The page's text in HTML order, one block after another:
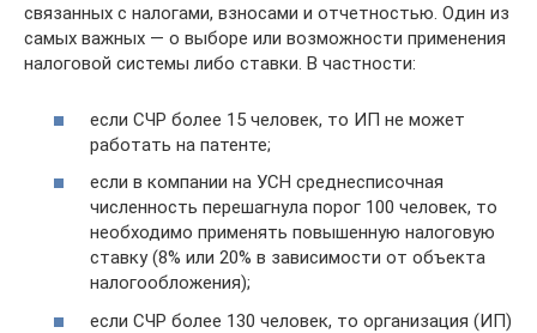
связанных с налогами, взносами и отчетностью. Один из
самых важных — о выборе или возможности применения
налоговой системы либо ставки. В частности:
если СЧР более 15 человек, то ИП не может
работать на патенте;
если в компании на УСН среднесписочная
численность перешагнула порог 100 человек, то
необходимо применять повышенную налоговую
ставку (8% или 20% в зависимости от объекта
налогообложения);
если СЧР более 130 человек, то организация (ИП)